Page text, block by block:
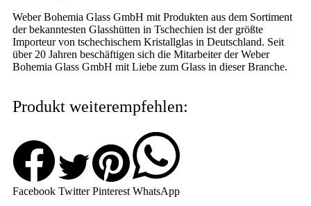
Weber Bohemia Glass GmbH mit Produkten aus dem Sortiment
der bekanntesten Glasshütten in Tschechien ist der größte
Importeur von tschechischem Kristallglas in Deutschland. Seit
über 20 Jahren beschäftigen sich die Mitarbeiter der Weber
Bohemia Glass GmbH mit Liebe zum Glass in dieser Branche.
Produkt weiterempfehlen:
Facebook Twitter Pinterest WhatsApp